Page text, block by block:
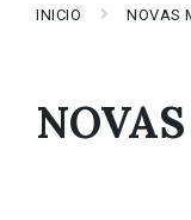
INICIO NOVAS
NOVAS